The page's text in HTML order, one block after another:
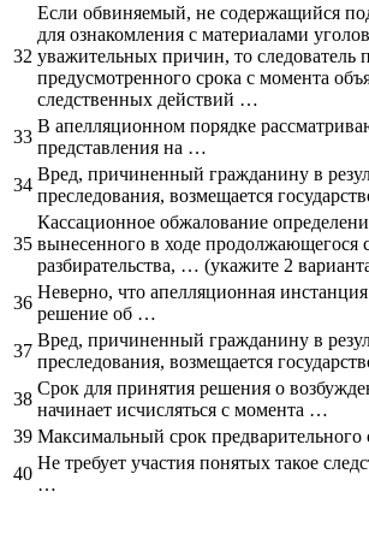
32
Если обвиняемый, не содержащийся
для ознакомления с материалами
уважительных причин, то следователь
предусмотренного срока с момента
следственных действий …
33
В апелляционном порядке
представления на …
34
Вред, причиненный гражданину в
преследования, возмещается
35
Кассационное обжалование
вынесенного в ходе продолжающегося
разбирательства, … (укажите 2
36
Неверно, что апелляционная
решение об …
37
Вред, причиненный гражданину в
преследования, возмещается
38
Срок для принятия решения о
начинает исчисляться с момента …
39 Максимальный срок предварительного
40
Не требует участия понятых такое
…